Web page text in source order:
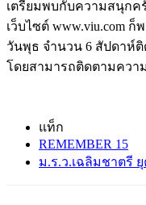
เตรียมพบกับความสนุกครั้
เว็บไซต์ www.viu.com
วันพุธ จำนวน 6 สัปดาห์ติ
โดยสามารถติดตามความ
แท็ก
REMEMBER 15
ม.ร.ว.เฉลิมชาตรี